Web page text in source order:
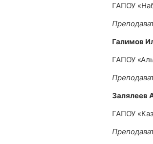
ГАПОУ
Галимов
ГАПОУ
Залялеев
ГАПОУ